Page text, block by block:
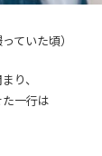
ていた頃）
り、
一行は